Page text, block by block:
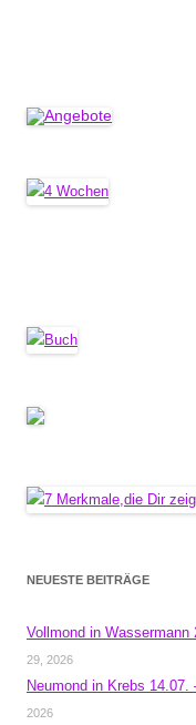
NEUESTE BEITRÄGE
Vollmond in
29, 2026
Neumond in Krebs
2026